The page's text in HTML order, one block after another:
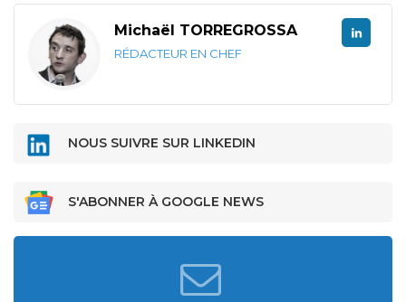
Michaël TORREGROSSA
RÉDACTEUR EN CHEF
NOUS SUIVRE SUR LINKEDIN
S'ABONNER À GOOGLE NEWS